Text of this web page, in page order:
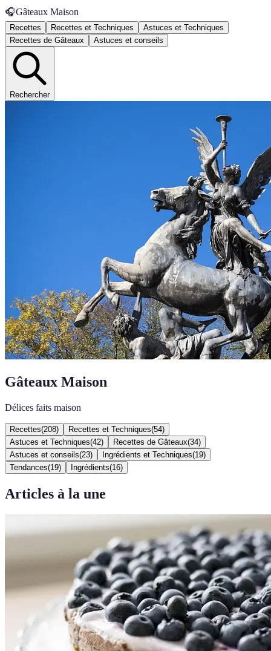
🎧Gâteaux Maison
Recettes Recettes et Techniques
Astuces et Techniques
Recettes de Gâteaux
Astuces et conseils
Rechercher
Gâteaux Maison
Délices faits maison
Recettes(208) Recettes et Techniques(54)
Astuces et Techniques(42) Recettes de Gâteaux(34)
Astuces et conseils(23) Ingrédients et Techniques(19)
Tendances(19) Ingrédients(16)
Articles à la une